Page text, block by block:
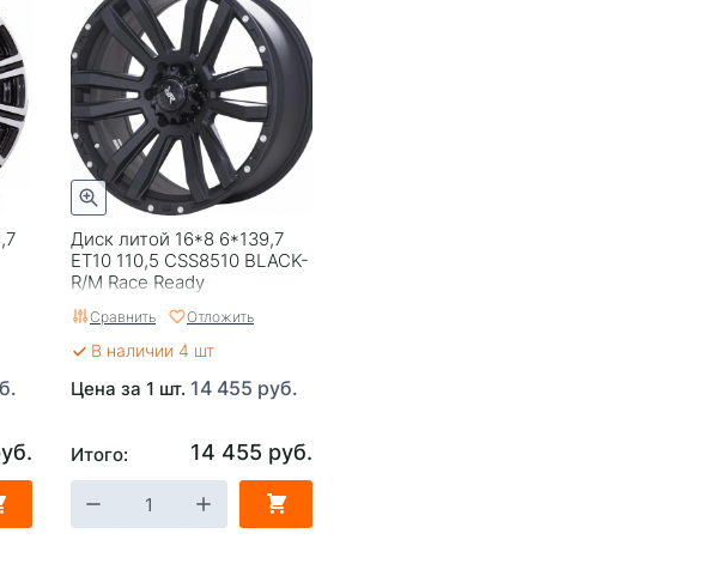
Диск литой 16*8 6*139,7
ЕТ10 110,5 CSS8510 BLACK-
R/M Race Ready
Сравнить Отложить
В наличии 4 шт
Цена за 1 шт. 14 455 руб.
Итого: 14 455 руб.